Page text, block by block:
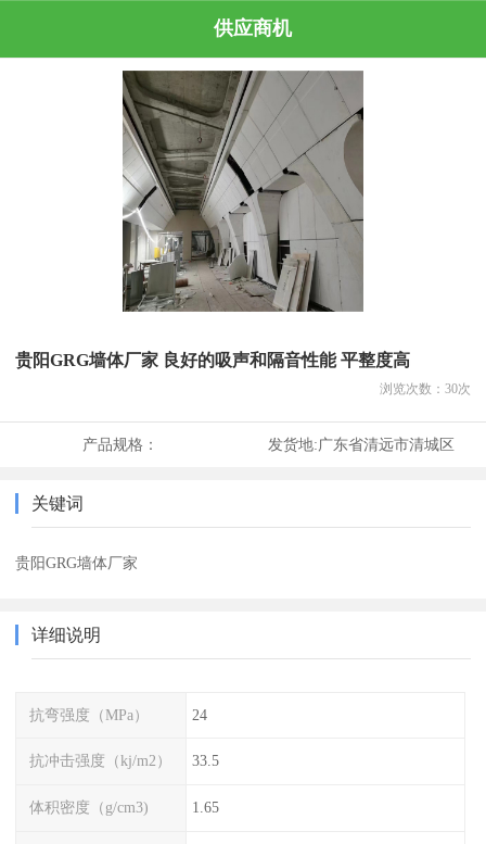
供应商机
贵阳GRG墙体厂家 良好的吸声和隔音性能 平整度高
浏览次数： 30次
产品规格： 发货地:广东省清远市清城区
关键词
贵阳GRG墙体厂家
详细说明
抗弯强度（MPa） 24
抗冲击强度（kj/m2） 33.5
体积密度（g/cm3) 1.65